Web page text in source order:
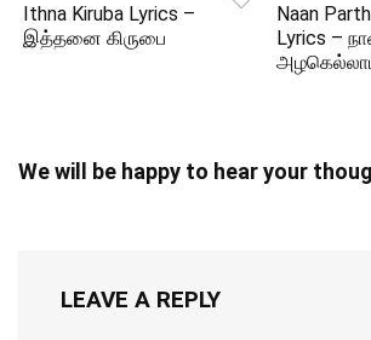
Ithna Kiruba Lyrics –
இத்தனை கிருபை
Naan
Lyrics –
We will be happy to hear your
LEAVE A REPLY